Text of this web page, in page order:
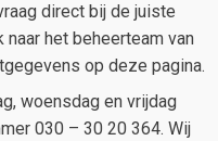
direct bij de juiste
het beheerteam van
op deze pagina.
woensdag en vrijdag
030 – 30 20 364. Wij